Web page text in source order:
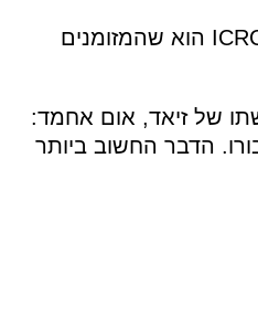
זיאד מאמין שאחד ההיבטים הטובים ביותר בפרויקט של ה-ICRC הוא שהמזומנים
של זיאד, אום אחמד:
הדבר החשוב ביותר